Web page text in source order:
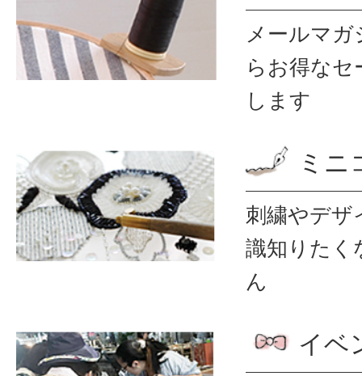
メールマ
ら お得なセ
します
ミニ
刺繍やデザ
識知りたく
ん
イベ